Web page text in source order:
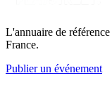
L'annuaire de
France.
Publier un événement